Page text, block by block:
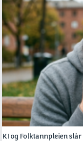
KI og Folktannpleien